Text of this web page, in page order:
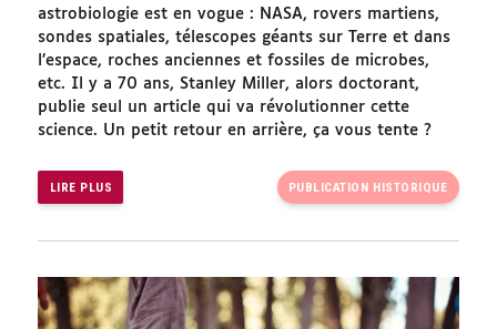
astrobiologie est en vogue : NASA, rovers martiens,
sondes spatiales, télescopes géants sur Terre et dans
l’espace, roches anciennes et fossiles de microbes,
etc. Il y a 70 ans, Stanley Miller, alors doctorant,
publie seul un article qui va révolutionner cette
science. Un petit retour en arrière, ça vous tente ?
LIRE PLUS PUBLICATION HISTORIQUE